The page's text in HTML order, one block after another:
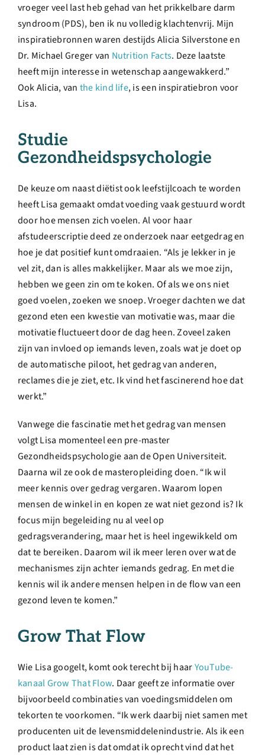
vroeger veel last heb gehad van het prikkelbare darm
syndroom (PDS), ben ik nu volledig klachtenvrij. Mijn
inspiratiebronnen waren destijds Alicia Silverstone en
Dr. Michael Greger van Nutrition Facts. Deze laatste
heeft mijn interesse in wetenschap aangewakkerd.”
Ook Alicia, van the kind life, is een inspiratiebron voor
Lisa.
Studie
Gezondheidspsychologie
De keuze om naast diëtist ook leefstijlcoach te worden
heeft Lisa gemaakt omdat voeding vaak gestuurd wordt
door hoe mensen zich voelen. Al voor haar
afstudeerscriptie deed ze onderzoek naar eetgedrag en
hoe je dat positief kunt omdraaien. “Als je lekker in je
vel zit, dan is alles makkelijker. Maar als we moe zijn,
hebben we geen zin om te koken. Of als we ons niet
goed voelen, zoeken we snoep. Vroeger dachten we dat
gezond eten een kwestie van motivatie was, maar die
motivatie fluctueert door de dag heen. Zoveel zaken
zijn van invloed op iemands leven, zoals wat je doet op
de automatische piloot, het gedrag van anderen,
reclames die je ziet, etc. Ik vind het fascinerend hoe dat
werkt.”
Vanwege die fascinatie met het gedrag van mensen
volgt Lisa momenteel een pre-master
Gezondheidspsychologie aan de Open Universiteit.
Daarna wil ze ook de masteropleiding doen. “Ik wil
meer kennis over gedrag vergaren. Waarom lopen
mensen de winkel in en kopen ze wat niet gezond is? Ik
focus mijn begeleiding nu al veel op
gedragsverandering, maar het is heel ingewikkeld om
dat te bereiken. Daarom wil ik meer leren over wat de
mechanismes zijn achter iemands gedrag. En met die
kennis wil ik andere mensen helpen in de flow van een
gezond leven te komen.”
Grow That Flow
Wie Lisa googelt, komt ook terecht bij haarYouTube-
kanaal Grow That Flow. Daar geeft ze informatie over
bijvoorbeeld combinaties van voedingsmiddelen om
tekorten te voorkomen. “Ik werk daarbij niet samen met
producenten uit de levensmiddelenindustrie. Als ik een
product laat zien is dat omdat ik oprecht vind dat het